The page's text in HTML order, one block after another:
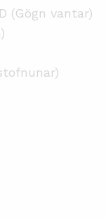
(Gögn vantar)